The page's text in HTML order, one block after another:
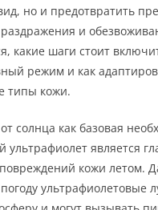
но и предотвратить
и
какие шаги стоит
режим и как
типы кожи.
солнца как базовая
ультрафиолет является
кожи летом.
ультрафиолетовые